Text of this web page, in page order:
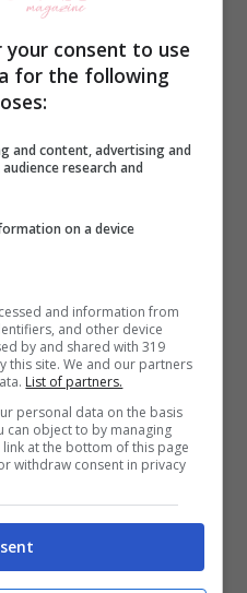
di fare la
di sentirti a tuo
Un
uno scialle
e che ti basterà
o maglietta. Un
per una
ampie da
smanicati.
anche se ne
perché potrai
vedo.
consent to use
for the following
and content, advertising and
research and
on a device
and information from
and other device
by and shared with 319
this site. We and our partners
List of partners.
personal data on the basis
can object to by managing
at the bottom of this page
withdraw consent in privacy